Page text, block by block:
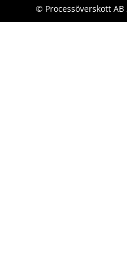
© Processöverskott